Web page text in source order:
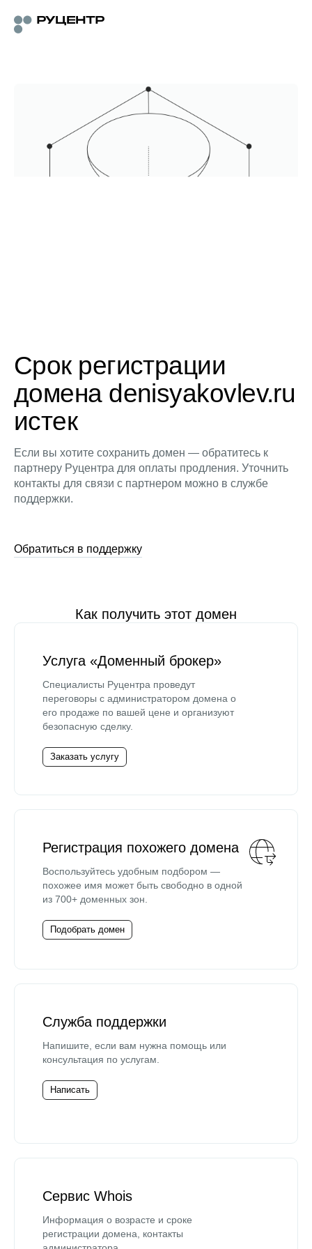
Срок регистрации
домена denisyakovlev.ru
истек
Если вы хотите сохранить домен — обратитесь к
партнеру Руцентра для оплаты продления. Уточнить
контакты для связи с партнером можно в службе
поддержки.
Обратиться в поддержку
Как получить этот домен
Услуга «Доменный брокер»
Специалисты Руцентра проведут
переговоры с администратором домена о
его продаже по вашей цене и организуют
безопасную сделку.
Заказать услугу
Регистрация похожего домена
Воспользуйтесь удобным подбором —
похожее имя может быть свободно в одной
из 700+ доменных зон.
Подобрать домен
Служба поддержки
Напишите, если вам нужна помощь или
консультация по услугам.
Написать
Сервис Whois
Информация о возрасте и сроке
регистрации домена, контакты